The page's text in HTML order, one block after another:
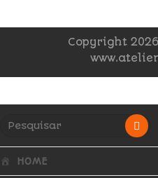
Copyright
HOME